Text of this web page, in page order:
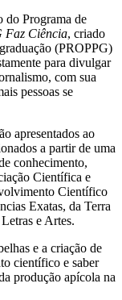
do Programa de
Faz Ciência, criado
(PROPPG)
para divulgar
com sua
pessoas se
apresentados ao
a partir de uma
conhecimento,
Científica e
Científico
Exatas, da Terra
e Artes.
e a criação de
científico e saber
produção apícola na